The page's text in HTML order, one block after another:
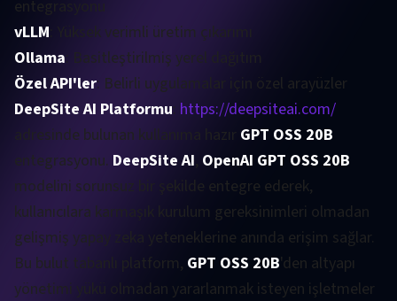
entegrasyonu
vLLM : Yüksek verimli üretim çıkarımı
Ollama : Basitleştirilmiş yerel dağıtım
Özel API'ler: Belirli uygulamalar için özel arayüzler
DeepSite AI Platformu: https://deepsiteai.com/
adresinde bulunan kullanıma hazır GPT OSS 20B
entegrasyonu. DeepSite AI OpenAI GPT OSS 20B
modelini sorunsuz bir şekilde entegre ederek,
kullanıcılara karmaşık kurulum gereksinimleri olmadan
gelişmiş yapay zeka yeteneklerine anında erişim sağlar.
Bu bulut tabanlı platform, GPT OSS 20B'den altyapı
yönetimi yükü olmadan yararlanmak isteyen işletmeler